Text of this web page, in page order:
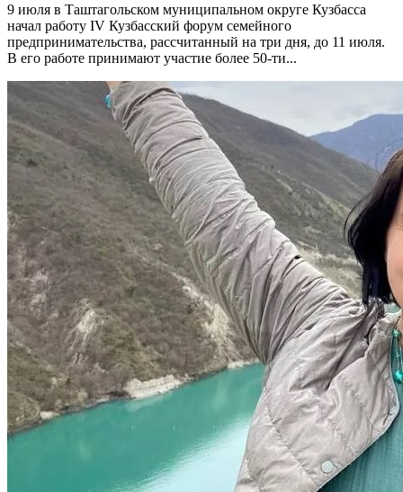
9 июля в Таштагольском муниципальном округе Кузбасса
начал работу IV Кузбасский форум семейного
предпринимательства, рассчитанный на три дня, до 11 июля.
В его работе принимают участие более 50-ти...